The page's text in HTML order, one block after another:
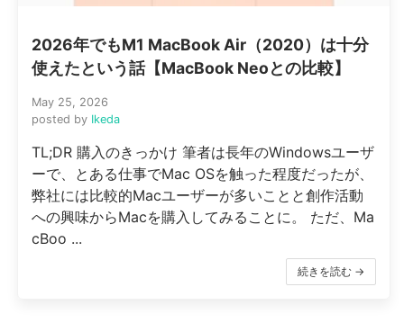
2026年でもM1 MacBook Air（2020）は十分
使えたという話【MacBook Neoとの比較】
May 25, 2026
posted by Ikeda
TL;DR 購入のきっかけ 筆者は長年のWindowsユーザ
ーで、とある仕事でMac OSを触った程度だったが、
弊社には比較的Macユーザーが多いことと創作活動
への興味からMacを購入してみることに。 ただ、Ma
cBoo ...
続きを読む →